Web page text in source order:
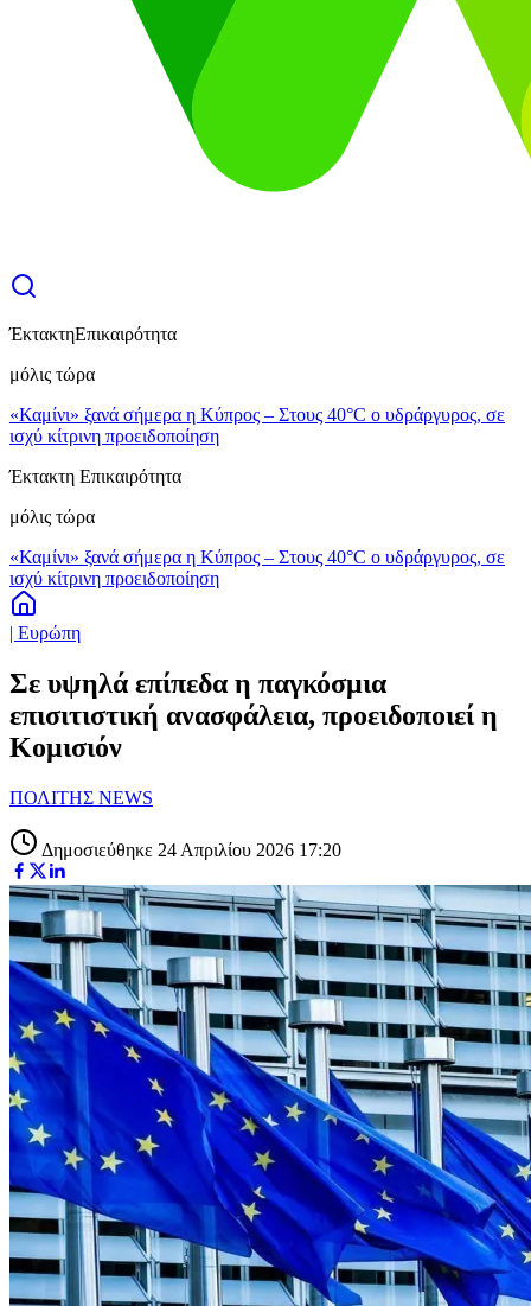
ΈκτακτηΕπικαιρότητα
μόλις τώρα
«Καμίνι» ξανά σήμερα η Κύπρος – Στους 40°C ο υδράργυρος, σε
ισχύ κίτρινη προειδοποίηση
Έκτακτη Επικαιρότητα
μόλις τώρα
«Καμίνι» ξανά σήμερα η Κύπρος – Στους 40°C ο υδράργυρος, σε
ισχύ κίτρινη προειδοποίηση
| Ευρώπη
Σε υψηλά επίπεδα η παγκόσμια
επισιτιστική ανασφάλεια, προειδοποιεί η
Κομισιόν
ΠΟΛΙΤΗΣ NEWS
Δημοσιεύθηκε 24 Απριλίου 2026 17:20